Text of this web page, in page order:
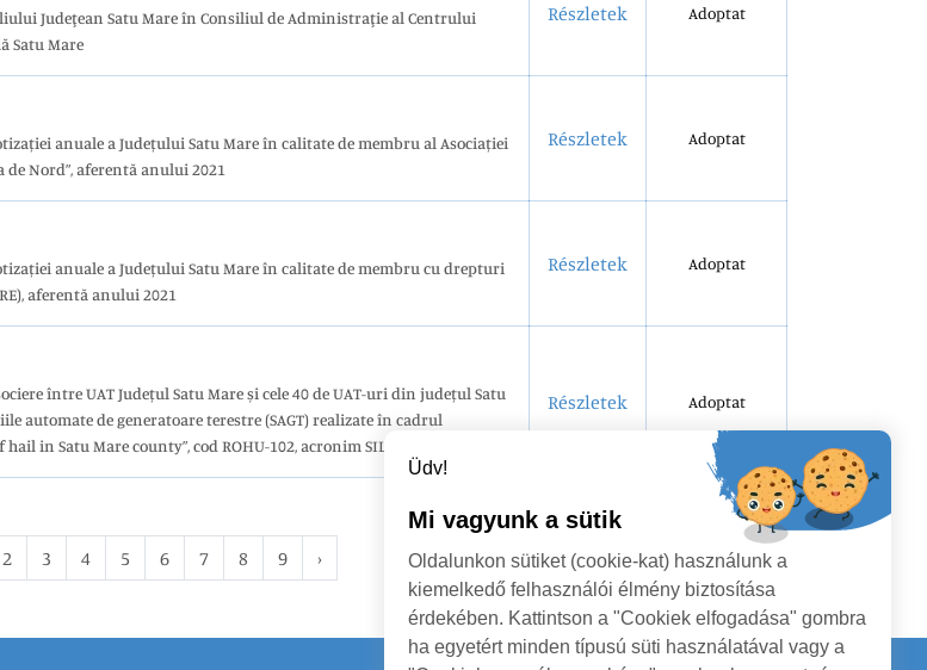
Judeţean Satu Mare în Consiliul de Administraţie al Centrului
Satu Mare
Részletek Adoptat
anuale a Județului Satu Mare în calitate de membru al Asociației
Nord”, aferentă anului 2021
Részletek Adoptat
anuale a Județului Satu Mare în calitate de membru cu drepturi
aferentă anului 2021
Részletek Adoptat
între UAT Județul Satu Mare și cele 40 de UAT-uri din județul Satu
automate de generatoare terestre (SAGT) realizate în cadrul
in Satu Mare county”, cod ROHU-102, acronim SILVER
Részletek Adoptat
2 3 4 5 6 7 8 9 ›
Üdv!
Mi vagyunk a sütik
Oldalunkon sütiket (cookie-kat) használunk a
kiemelkedő felhasználói élmény biztosítása
érdekében. Kattintson a "Cookiek elfogadása" gombra
ha egyetért minden típusú süti használatával vagy a